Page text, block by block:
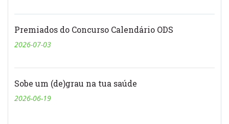
Premiados do Concurso Calendário ODS
2026-07-03
Sobe um (de)grau na tua saúde
2026-06-19